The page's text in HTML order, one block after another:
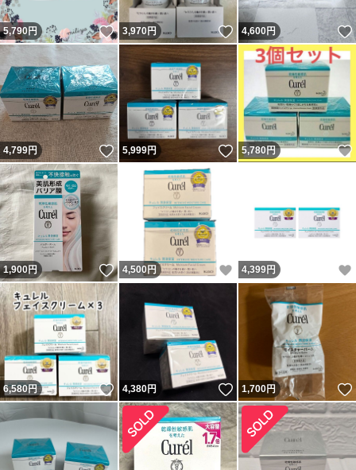
5,790円 いいね！
3,970円 いいね！
4,600円
4,799円 いいね！
5,999円 いいね！
5,780円
1,900円 いいね！
4,500円 いいね！
4,399円
6,580円 いいね！
4,380円 いいね！
1,700円